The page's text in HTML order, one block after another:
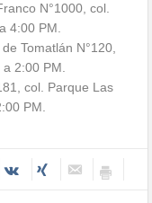
N°1000, col.
4:00 PM.
Tomatlán N°120,
2:00 PM.
col. Parque Las
PM.